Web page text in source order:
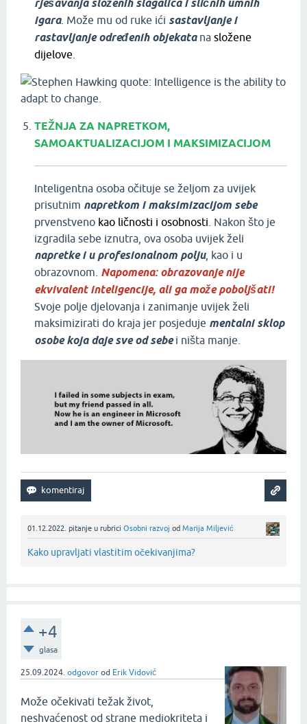
rješavanja složenih slagalica i sličnih umnih
igara. Može mu od ruke ići sastavljanje i
rastavljanje određenih objekatana složene
dijelove
TEŽNJA ZA NAPRETKOM,
SAMOAKTUALIZACIJOM I MAKSIMIZACIJOM
Inteligentna osoba očituje se željom za uvijek
prisutnim napretkom i maksimizacijom sebe
prvenstveno kao ličnosti i osobnosti . Nakon što je
izgradila sebe iznutra, ova osoba uvijek želi
napretke i u profesionalnom polju, kao i u
obrazovnom. Napomena: obrazovanje nije
ekvivalent inteligencije, ali ga može poboljšati!
Svoje polje djelovanja i zanimanje uvijek želi
maksimizirati do kraja jer posjeduje mentalni sklop
osobe koja daje sve od sebei ništa manje.
01.12.2022. pitanje u rubrici Osobni razvoj od Marija Miljević
Kako upravljati vlastitim očekivanjima?
+4
glasa
25.09.2024. odgovor od Erik Vidović
Može očekivati težak život,
neshvaćenost od strane mediokriteta i